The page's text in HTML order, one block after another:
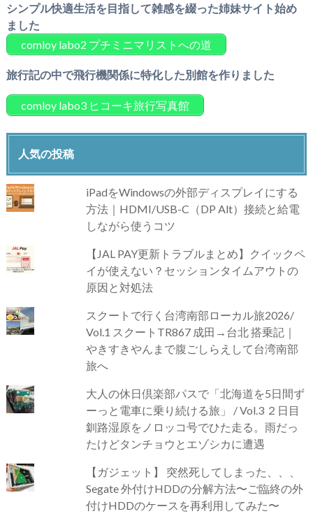
シンプル快適生活を目指して雑感を綴った姉妹サイト始め
ました
comloy labo2 プチミニマリストへの道
旅行記の中で飛行機関係に特化した別館を作りました
comloy labo3 ヒコーキ旅行写真館
人気の投稿
iPadをWindowsの外部ディスプレイにする
方法｜HDMI/USB-C（DP Alt）接続と給電
しながら使うコツ
【JAL PAY更新トラブルまとめ】クイックペ
イが使えない？セッションタイムアウトの
原因と対処法
スクートで行く台湾南部ローカル旅2026/
Vol.1 スクートTR867 成田→台北 搭乗記｜
やきすきやんまで腹ごしらえして台湾南部
旅へ
大人の休日倶楽部パスで「北海道を5日間ず
ーっと電車に乗り続ける旅」 / Vol.3 ２日目
釧路湿原をノロッコ号でひた走る。雨だっ
たけどタンチョウとエゾシカに遭遇
【ガジェット】 突然死してしまった、、、
Segate 外付けHDDの分解方法〜ご臨終の外
付けHDDのケースを再利用してみた〜